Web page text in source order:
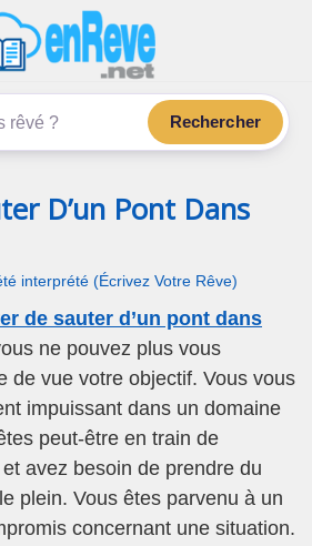
ça
Rechercher
D’un Pont Dans
interprété (Écrivez Votre Rêve)
de sauter d’un pont dans
ne pouvez plus vous
de vue votre objectif. Vous vous
impuissant dans un domaine
peut-être en train de
avez besoin de prendre du
plein. Vous êtes parvenu à un
concernant une situation.